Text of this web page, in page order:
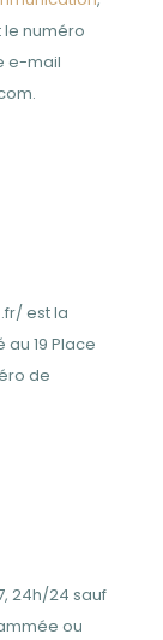
le numéro
e-mail
est la
19 Place
de
24h/24 sauf
ou